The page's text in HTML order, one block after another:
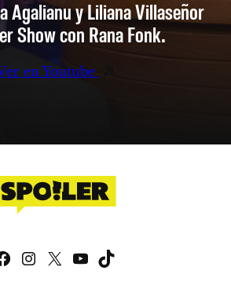
Agalianu y Liliana Villaseñor
Show con Rana Fonk.
en Youtube
Facebook
Instagram
X YouTube